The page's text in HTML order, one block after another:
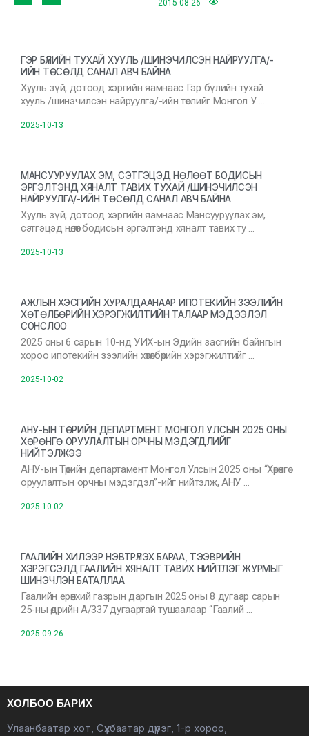
2015-08-26
ГЭР БҮЛИЙН ТУХАЙ ХУУЛЬ /ШИНЭЧИЛСЭН НАЙРУУЛГА/-
ИЙН ТӨСӨЛД САНАЛ АВЧ БАЙНА
Хууль зүй, дотоод хэргийн яамнаас Гэр бүлийн тухай
хууль /шинэчилсэн найруулга/-ийн төслийг Монгол У …
2025-10-13
МАНСУУРУУЛАХ ЭМ, СЭТГЭЦЭД НӨЛӨӨТ БОДИСЫН
ЭРГЭЛТЭНД ХЯНАЛТ ТАВИХ ТУХАЙ /ШИНЭЧИЛСЭН
НАЙРУУЛГА/-ИЙН ТӨСӨЛД САНАЛ АВЧ БАЙНА
Хууль зүй, дотоод хэргийн яамнаас Мансууруулах эм,
сэтгэцэд нөлөөт бодисын эргэлтэнд хяналт тавих ту …
2025-10-13
АЖЛЫН ХЭСГИЙН ХУРАЛДААНААР ИПОТЕКИЙН ЗЭЭЛИЙН
ХӨТӨЛБӨРИЙН ХЭРЭГЖИЛТИЙН ТАЛААР МЭДЭЭЛЭЛ
СОНСЛОО
2025 оны 6 сарын 10-нд УИХ-ын Эдийн засгийн байнгын
хороо ипотекийн зээлийн хөтөлбөрийн хэрэгжилтийг …
2025-10-02
АНУ-ЫН ТӨРИЙН ДЕПАРТМЕНТ МОНГОЛ УЛСЫН 2025 ОНЫ
ХӨРӨНГӨ ОРУУЛАЛТЫН ОРЧНЫ МЭДЭГДЛИЙГ
НИЙТЭЛЖЭЭ
АНУ-ын Төрийн департамент Монгол Улсын 2025 оны “Хөрөнгө
оруулалтын орчны мэдэгдэл”-ийг нийтэлж, АНУ …
2025-10-02
ГААЛИЙН ХИЛЭЭР НЭВТРҮҮЛЭХ БАРАА, ТЭЭВРИЙН
ХЭРЭГСЭЛД ГААЛИЙН ХЯНАЛТ ТАВИХ НИЙТЛЭГ ЖУРМЫГ
ШИНЭЧЛЭН БАТАЛЛАА
Гаалийн ерөнхий газрын даргын 2025 оны 8 дугаар сарын
25-ны өдрийн А/337 дугаартай тушаалаар “Гаалий …
2025-09-26
ХОЛБОО БАРИХ
Улаанбаатар хот, Сүхбаатар дүүрэг, 1-р хороо,